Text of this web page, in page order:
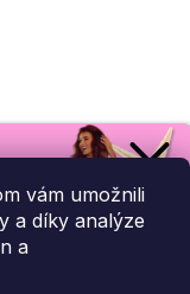
vám umožnili
a díky analýze
a
a slevových